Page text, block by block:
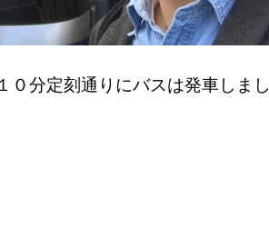
分定刻通りにバスは発車しまし